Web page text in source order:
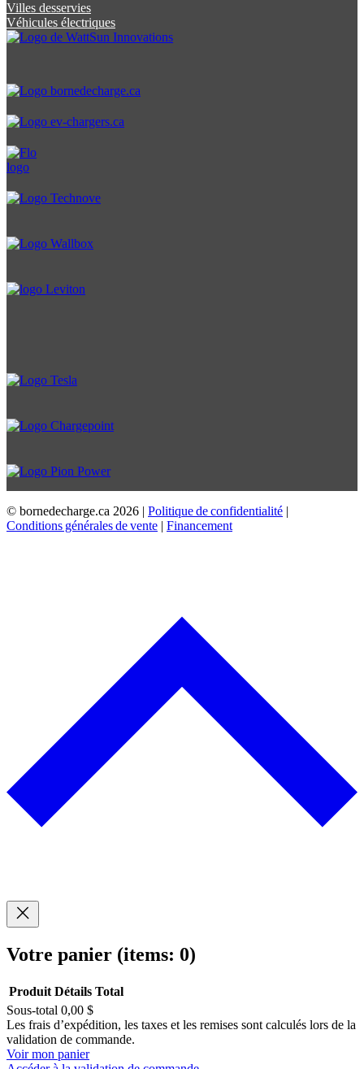
Villes desservies
Véhicules électriques
© bornedecharge.ca 2026 | Politique de confidentialité |
Conditions générales de vente | Financement
Votre panier (items: 0)
Produits
dans
Produit Détails Total
Sous-total 0,00 $
Les frais d’expédition, les taxes et les remises sont calculés lors de la
validation de commande.
Voir mon panier